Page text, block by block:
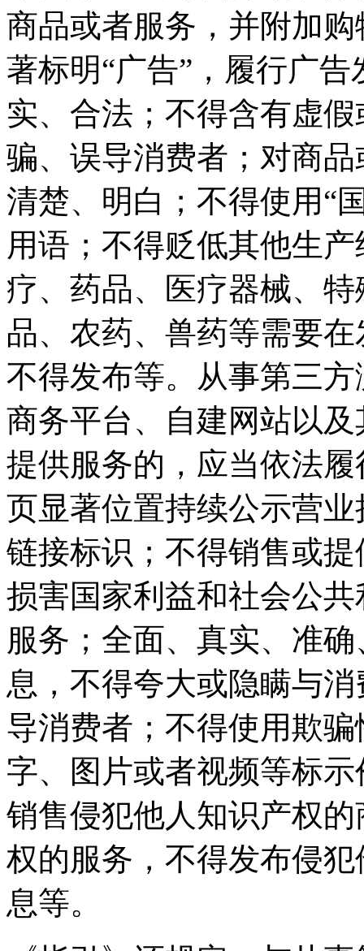
商品或者服务，并附加
著标明“广告”，履行广
实、合法；不得含有虚
骗、误导消费者；对商
清楚、明白；不得使用“
用语；不得贬低其他生
疗、药品、医疗器械、
品、农药、兽药等需要
不得发布等。从事第三
商务平台、自建网站以
提供服务的，应当依法
页显著位置持续公示营
链接标识；不得销售或
损害国家利益和社会公
服务；全面、真实、准
息，不得夸大或隐瞒与
导消费者；不得使用欺
字、图片或者视频等标
销售侵犯他人知识产权
权的服务，不得发布侵
息等。